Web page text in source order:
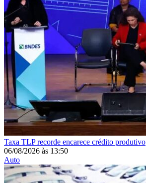
Taxa TLP recorde encarece crédito produtivo
06/08/2026 às 13:50
Auto